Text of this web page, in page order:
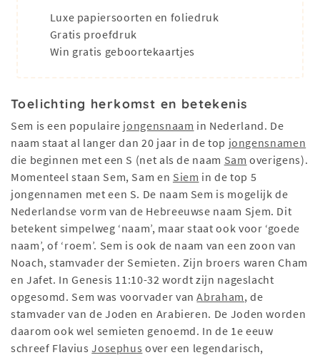
Luxe papiersoorten en foliedruk
Gratis proefdruk
Win gratis geboortekaartjes
Toelichting herkomst en betekenis
Sem is een populaire jongensnaam in Nederland. De
naam staat al langer dan 20 jaar in de top jongensnamen
die beginnen met een S (net als de naam Sam overigens).
Momenteel staan Sem, Sam en Siem in de top 5
jongennamen met een S. De naam Sem is mogelijk de
Nederlandse vorm van de Hebreeuwse naam Sjem. Dit
betekent simpelweg ‘naam’, maar staat ook voor ‘goede
naam’, of ‘roem’. Sem is ook de naam van een zoon van
Noach, stamvader der Semieten. Zijn broers waren Cham
en Jafet. In Genesis 11:10-32 wordt zijn nageslacht
opgesomd. Sem was voorvader vanAbraham, de
stamvader van de Joden en Arabieren. De Joden worden
daarom ook wel semieten genoemd. In de 1e eeuw
schreef FlaviusJosephus over een legendarisch,